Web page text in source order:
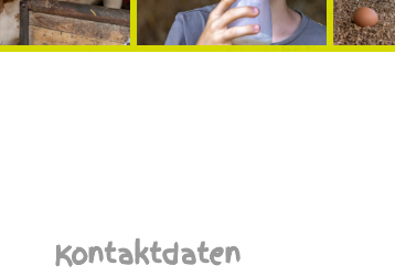
Kontaktdaten